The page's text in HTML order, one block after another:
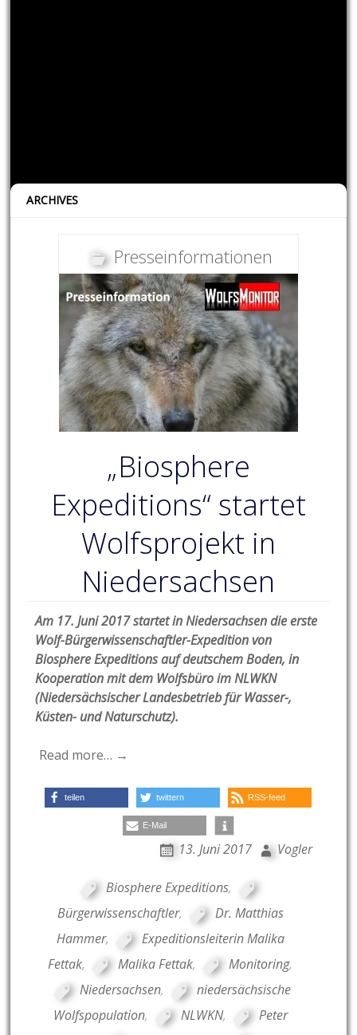
ARCHIVES
Presseinformationen
„Biosphere
Expeditions“ startet
Wolfsprojekt in
Niedersachsen
Am 17. Juni 2017 startet in Niedersachsen die erste
Wolf-Bürgerwissenschaftler-Expedition von
Biosphere Expeditions auf deutschem Boden, in
Kooperation mit dem WolfsbüroimNLWKN
(Niedersächsischer Landesbetrieb für Wasser-,
Küsten- und Naturschutz).
Read more… →
teilen twittern RSS-feed
E-Mail
13. Juni 2017 Vogler
Biosphere Expeditions,
Bürgerwissenschaftler,
Dr. Matthias
Hammer,
Expeditionsleiterin Malika
Fettak, Malika Fettak, Monitoring,
Niedersachsen,
niedersächsische
Wolfspopulation, NLWKN,
Peter